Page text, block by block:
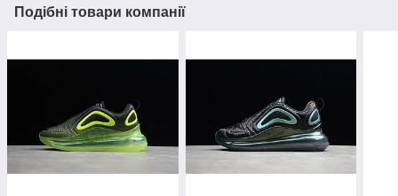
Подібні товари компанії